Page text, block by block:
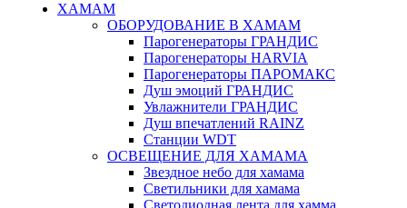
ХАМАМ
ОБОРУДОВАНИЕ В ХАМАМ
Парогенераторы ГРАНДИС
Парогенераторы HARVIA
Парогенераторы ПАРОМАКС
Душ эмоций ГРАНДИС
Увлажнители ГРАНДИС
Душ впечатлений RAINZ
Станции WDT
ОСВЕЩЕНИЕ ДЛЯ ХАМАМА
Звездное небо для хамама
Светильники для хамама